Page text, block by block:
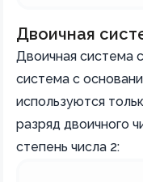
Двоичная
Двоичная система
система с
используются
разряд двоичного
степень числа 2: